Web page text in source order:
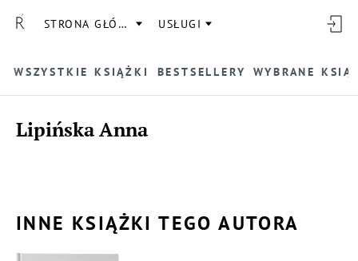
STRONA GŁÓWNA USŁUGI
WSZYSTKIE KSIĄŻKI BESTSELLERY WYBRANE
Lipińska Anna
INNE KSIĄŻKI TEGO AUTORA